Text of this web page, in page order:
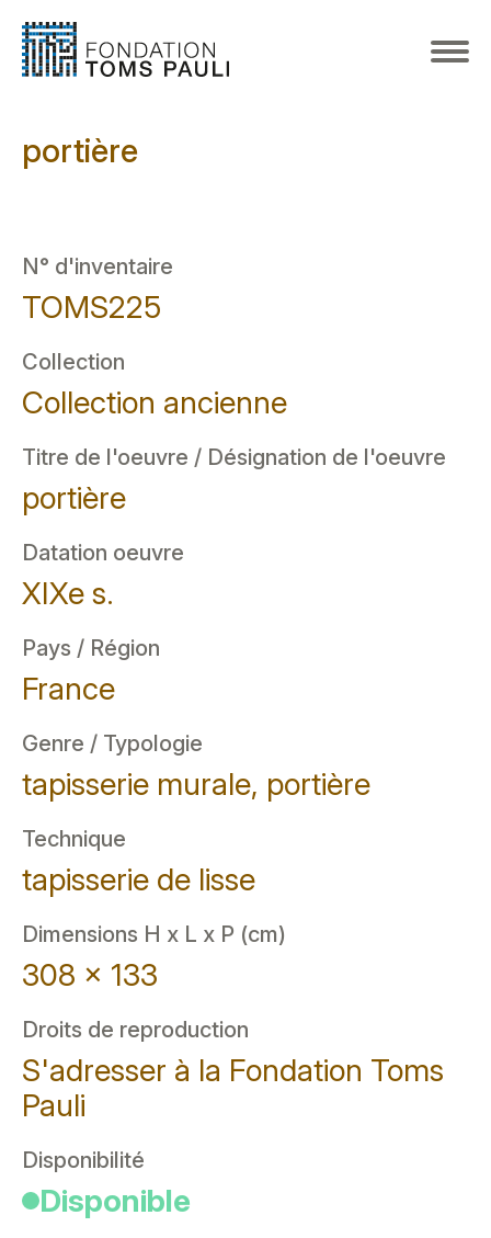
portière
N° d'inventaire
TOMS225
Collection
Collection ancienne
Titre de l'oeuvre / Désignation de l'oeuvre
portière
Datation oeuvre
XIXe s.
Pays / Région
France
Genre / Typologie
tapisserie murale, portière
Technique
tapisserie de lisse
Dimensions H x L x P (cm)
308 x 133
Droits de reproduction
S'adresser à la Fondation Toms
Pauli
Disponibilité
Disponible